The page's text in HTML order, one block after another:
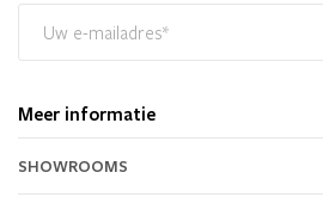
Meer informatie
SHOWROOMS